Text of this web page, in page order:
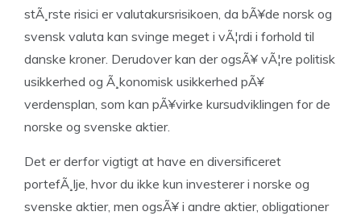
stÃ¸rste risici er valutakursrisikoen, da bÃ¥de norsk og
svensk valuta kan svinge meget i vÃ¦rdi i forhold til
danske kroner. Derudover kan der ogsÃ¥ vÃ¦re politisk
usikkerhed og Ã¸konomisk usikkerhed pÃ¥
verdensplan, som kan pÃ¥virke kursudviklingen for de
norske og svenske aktier.
Det er derfor vigtigt at have en diversificeret
portefÃ¸lje, hvor du ikke kun investerer i norske og
svenske aktier, men ogsÃ¥ i andre aktier, obligationer